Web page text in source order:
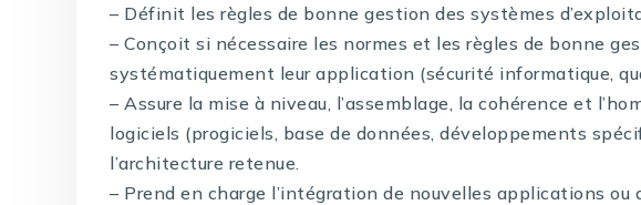
– Définit les règles de bonne gestion des systèmes
– Conçoit si nécessaire les normes et les règles de bonne
systématiquement leur application (sécurité informatique,
– Assure la mise à niveau, l’assemblage, la cohérence et
logiciels (progiciels, base de données, développements
l’architecture retenue.
– Prend en charge l’intégration de nouvelles applications ou